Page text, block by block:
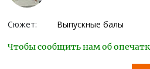
Сюжет: Выпускные балы
Чтобы сообщить нам об